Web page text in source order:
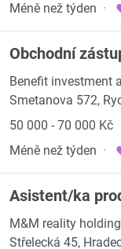
Méně než týden ·
Obchodní
Benefit investment
Smetanova 572,
50 000 - 70 000 Kč
Méně než týden ·
Asistent/ka
M&M reality
Střelecká 45,